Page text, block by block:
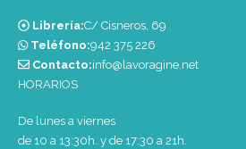
Librería:C/ Cisneros, 69
Teléfono:‭942 375 226‬
Contacto:info@lavoragine.net
HORARIOS
De lunes a viernes
de 10 a 13:30h. y de 17:30 a 21h.